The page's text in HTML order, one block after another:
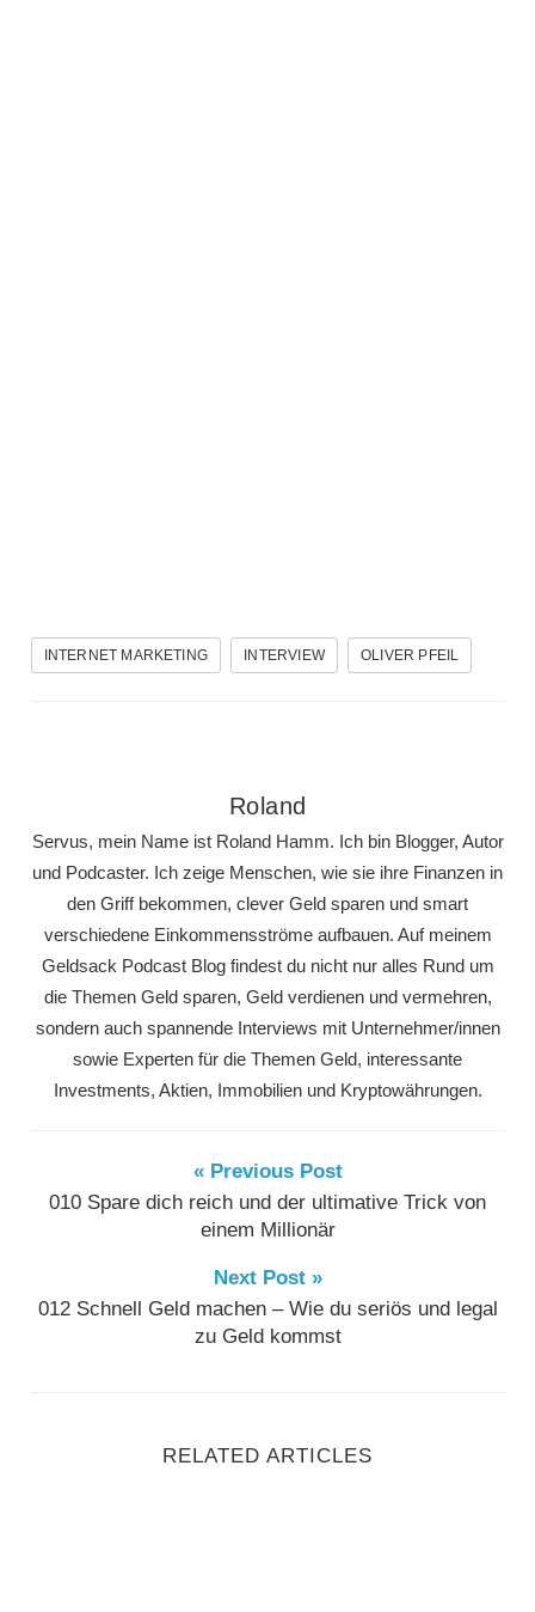
INTERNET MARKETING INTERVIEW OLIVER PFEIL
Roland
Servus, mein Name ist Roland Hamm. Ich bin Blogger, Autor
und Podcaster. Ich zeige Menschen, wie sie ihre Finanzen in
den Griff bekommen, clever Geld sparen und smart
verschiedene Einkommensströme aufbauen. Auf meinem
Geldsack Podcast Blog findest du nicht nur alles Rund um
die Themen Geld sparen, Geld verdienen und vermehren,
sondern auch spannende Interviews mit Unternehmer/innen
sowie Experten für die Themen Geld, interessante
Investments, Aktien, Immobilien und Kryptowährungen.
« Previous Post
010 Spare dich reich und der ultimative Trick von
einem Millionär
Next Post »
012 Schnell Geld machen – Wie du seriös und legal
zu Geld kommst
RELATED ARTICLES